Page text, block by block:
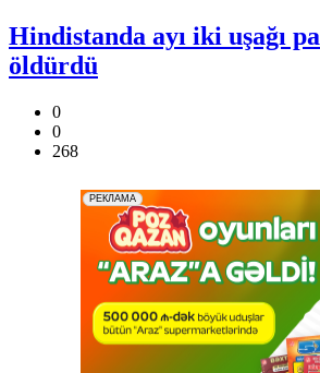
Hindistanda ayı iki uşağı
öldürdü
0
0
268